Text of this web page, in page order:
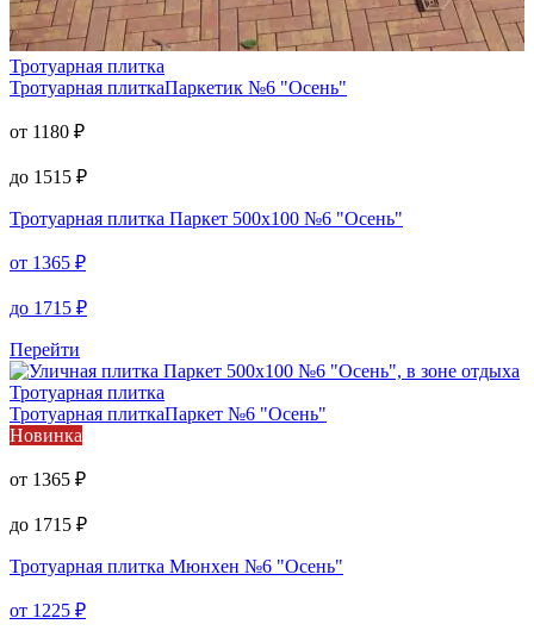
Тротуарная плитка
Тротуарная плиткаПаркетик №6 "Осень"
от 1180 ₽
до 1515 ₽
Тротуарная плитка Паркет 500х100 №6 "Осень"
от 1365 ₽
до 1715 ₽
Перейти
Тротуарная плитка
Тротуарная плиткаПаркет №6 "Осень"
Новинка
от 1365 ₽
до 1715 ₽
Тротуарная плитка Мюнхен №6 "Осень"
от 1225 ₽